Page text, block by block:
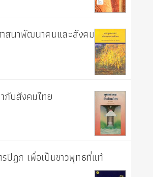
สนาพัฒนาคนและสังคม
กับสังคมไทย
ปิฎก เพื่อเป็นชาวพุทธที่แท้